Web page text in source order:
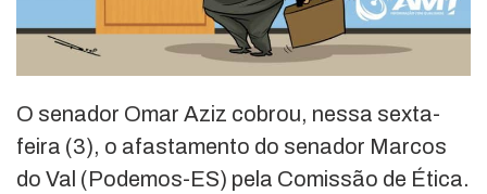
O senador Omar Aziz cobrou, nessa sexta-
feira (3), o afastamento do senador Marcos
do Val (Podemos-ES) pela Comissão de Ética.